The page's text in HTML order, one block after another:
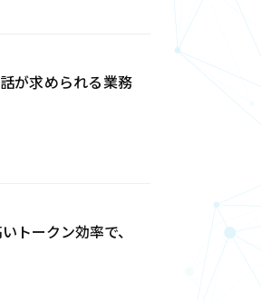
が求められる業務
トークン効率で、